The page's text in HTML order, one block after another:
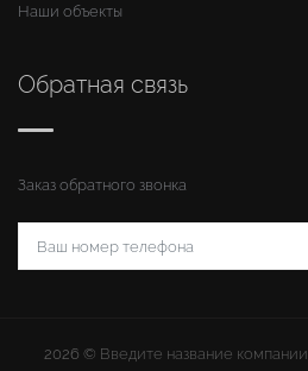
Наши объекты
Обратная связь
Заказ обратного звонка
2026 © Введите название компании